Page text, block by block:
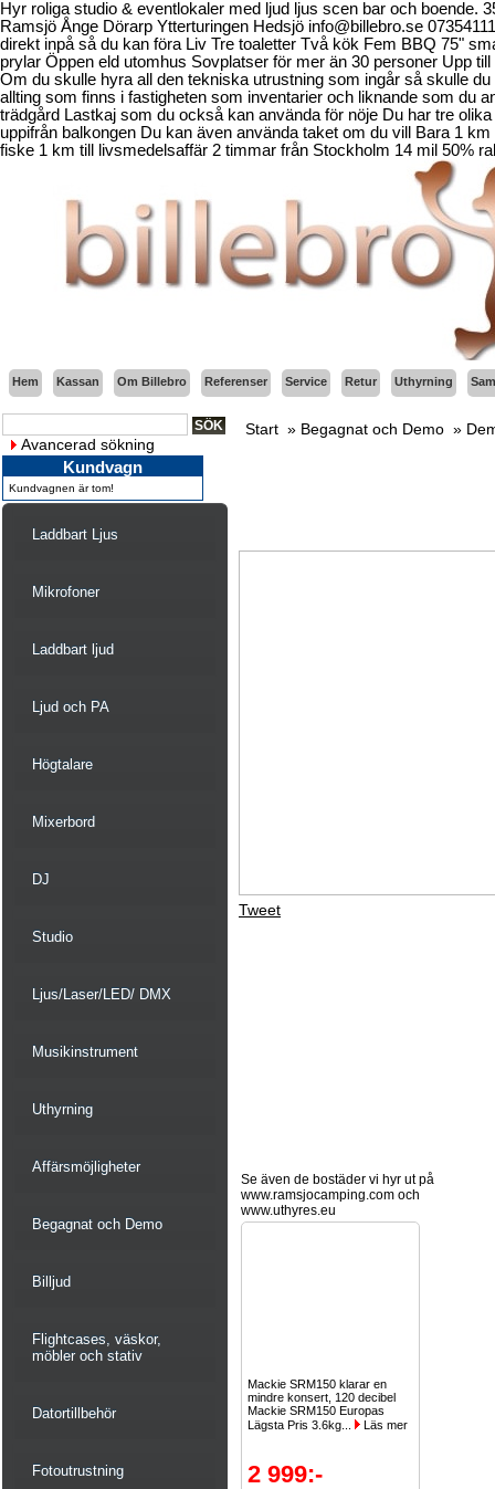
Hyr roliga studio & eventlokaler med ljud ljus scen bar och
Ramsjö Ånge Dörarp Ytterturingen Hedsjö info@billebro.se
direkt inpå så du kan föra Liv Tre toaletter Två kök Fem BBQ 75"
prylar Öppen eld utomhus Sovplatser för mer än 30 personer Upp
Om du skulle hyra all den tekniska utrustning som ingår så skulle
allting som finns i fastigheten som inventarier och liknande som du
trädgård Lastkaj som du också kan använda för nöje Du har tre
uppifrån balkongen Du kan även använda taket om du vill Bara 1
fiske 1 km till livsmedelsaffär 2 timmar från Stockholm 14 mil 50%
Hem Kassan Om Billebro Referenser Service Retur Uthyrning
Avancerad sökning
Kundvagn
Kundvagnen är tom!
Laddbart Ljus
Mikrofoner
Laddbart ljud
Ljud och PA
Högtalare
Mixerbord
DJ
Studio
Ljus/Laser/LED/ DMX
Musikinstrument
Uthyrning
Affärsmöjligheter
Begagnat och Demo
Billjud
Flightcases, väskor,
möbler och stativ
Datortillbehör
Fotoutrustning
Start » Begagnat och Demo »
Tweet
Se även de bostäder vi hyr ut på
www.ramsjocamping.com och
www.uthyres.eu
Mackie SRM150 klarar en
mindre konsert, 120 decibel
Mackie SRM150 Europas
Lägsta Pris 3.6kg...
Läs mer
2 999:-